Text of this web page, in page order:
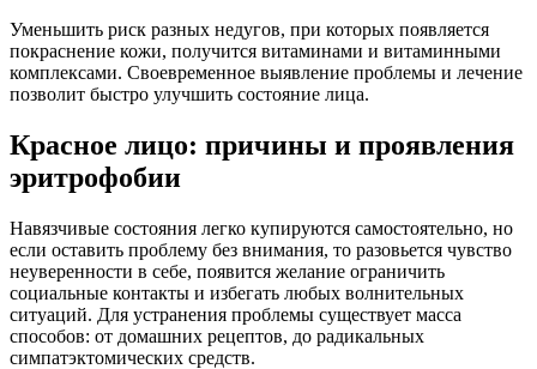
Уменьшить риск разных недугов, при которых появляется
покраснение кожи, получится витаминами и витаминными
комплексами. Своевременное выявление проблемы и лечение
позволит быстро улучшить состояние лица.
Красное лицо: причины и проявления
эритрофобии
Навязчивые состояния легко купируются самостоятельно, но
если оставить проблему без внимания, то разовьется чувство
неуверенности в себе, появится желание ограничить
социальные контакты и избегать любых волнительных
ситуаций. Для устранения проблемы существует масса
способов: от домашних рецептов, до радикальных
симпатэктомических средств.